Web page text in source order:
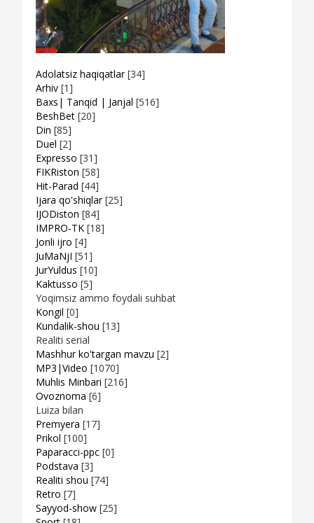
Adolatsiz haqiqatlar [34]
Arhiv [1]
Baxs| Tanqid | Janjal [516]
BeshBet [20]
Din [85]
Duel [2]
Expresso [31]
FIKRiston [58]
Hit-Parad [44]
Ijara qo'shiqlar [25]
IJODiston [84]
IMPRO-TK [18]
Jonli ijro [4]
JuMaNjI [51]
JurYuldus [10]
Kaktusso [5]
Yoqimsiz ammo foydali suhbat
Kongil [0]
Kundalik-shou [13]
Realiti serial
Mashhur ko'targan mavzu [2]
MP3|Video [1070]
Muhlis Minbari [216]
Ovoznoma [6]
Luiza bilan
Premyera [17]
Prikol [100]
Paparacci-ppc [0]
Podstava [3]
Realiti shou [74]
Retro [7]
Sayyod-show [25]